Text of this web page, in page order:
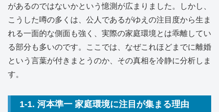
があるのではないかという憶測が広まりました。しかし、
こうした噂の多くは、公人であるがゆえの注目度から生ま
れる一面的な側面も強く、実際の家庭環境とは乖離してい
る部分も多いのです。ここでは、なぜこれほどまでに離婚
という言葉が付きまとうのか、その真相を冷静に分析しま
す。
1-1. 河本準一 家庭環境に注目が集まる理由